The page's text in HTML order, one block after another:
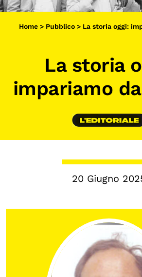
Sostieni
App
LA FONDAZIONE
Chi siamo
Archivio
Archivi del presente
Osservatori di ricerca
Progetti Nazionali
Home> Pubblico> La storia oggi:
La storia
impariamo
20 Giugno